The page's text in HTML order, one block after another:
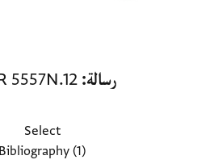
رسالة 5557N.12
Select
Bibliography (1)